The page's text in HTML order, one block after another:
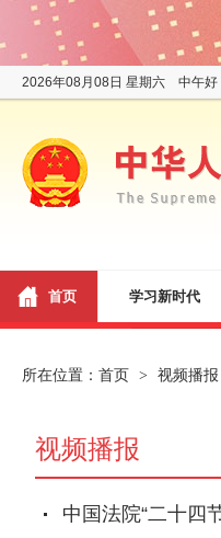
2026年08月08日 星期六 中午好
首页 学习新时代
所在位置： 首页 > 视频播报
视频播报
中国法院“二十四